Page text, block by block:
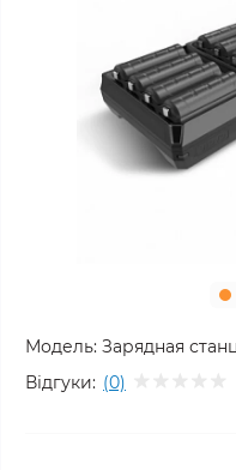
Модель: Зарядная
Відгуки: (0)